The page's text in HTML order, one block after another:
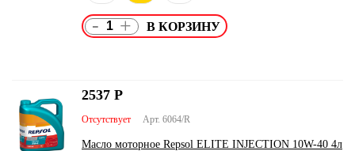
- +
Арт. 6064/R
Отсутствует
Масло моторное Repsol ELITE INJECTION 10W-40 4л
2537 Р